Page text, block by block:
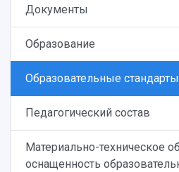
Документы
Образование
Образовательные
Педагогический состав
Материально-техническое
оснащенность